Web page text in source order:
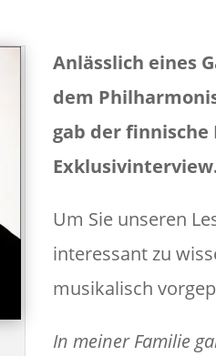
Anlässlich eines
dem
gab der finnische
Um Sie unseren
interessant zu
musikalisch
In meiner Familie